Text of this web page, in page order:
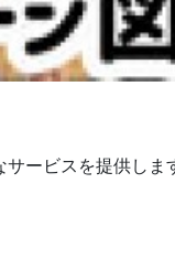
サービスを提供し